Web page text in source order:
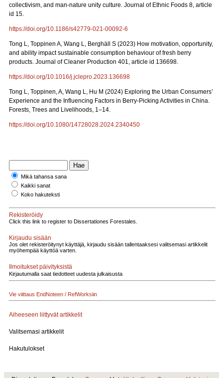
collectivism, and man-nature unity culture. Journal of Ethnic Foods 8, article
id 15.
https://doi.org/10.1186/s42779-021-00092-6
Tong L, Toppinen A, Wang L, Berghäll S (2023) How motivation, opportunity,
and ability impact sustainable consumption behaviour of fresh berry
products. Journal of Cleaner Production 401, article id 136698.
https://doi.org/10.1016/j.jclepro.2023.136698
Tong L, Toppinen, A, Wang L, Hu M (2024) Exploring the Urban Consumers’
Experience and the Influencing Factors in Berry-Picking Activities in China.
Forests, Trees and Livelihoods, 1–14.
https://doi.org/10.1080/14728028.2024.2340450
Mikä tahansa sana
Kaikki sanat
Koko hakuteksti
Rekisteröidy
Click this link to register to Dissertationes Forestales.
Kirjaudu sisään
Jos olet rekisteröitynyt käyttäjä, kirjaudu sisään tallentaaksesi valitsemasi artikkelit
myöhempää käyttöä varten.
Ilmoitukset päivityksistä
Kirjautumalla saat tiedotteet uudesta julkaisusta
Vie viittaus EndNoteen / RefWorksiin
Aiheeseen liittyvät artikkelit
Valitsemasi artikkelit
Hakutulokset